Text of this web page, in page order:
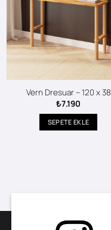
Vern Dresuar – 120 x 38
₺7.190
SEPETE EKLE